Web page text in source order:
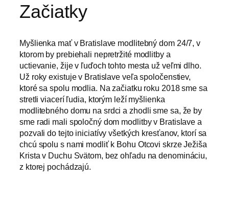
Začiatky
Myšlienka mať v Bratislave modlitebný dom 24/7, v
ktorom by prebiehali nepretržité modlitby a
uctievanie, žije v ľuďoch tohto mesta už veľmi dlho.
Už roky existuje v Bratislave veľa spoločenstiev,
ktoré sa spolu modlia. Na začiatku roku 2018 sme sa
stretli viacerí ľudia, ktorým leží myšlienka
modlitebného domu na srdci a zhodli sme sa, že by
sme radi mali spoločný dom modlitby v Bratislave a
pozvali do tejto iniciatívy všetkých kresťanov, ktorí sa
chcú spolu s nami modliť k Bohu Otcovi skrze Ježiša
Krista v Duchu Svätom, bez ohľadu na denomináciu,
z ktorej pochádzajú.